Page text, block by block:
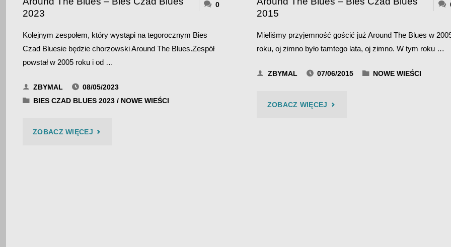
2023
0
Kolejnym zespołem, który wystąpi na tegorocznym Bies
Czad Bluesie będzie chorzowski Around The Blues.Zespół
powstał w 2005 roku i od …
ZBYMAL
08/05/2023
BIES CZAD BLUES 2023 / NOWE WIEŚCI
ZOBACZ WIĘCEJ"AROUND
2015
Mieliśmy przyjemność gościć już Around The Blues w
roku, oj zimno było tamtego lata, oj zimno. W tym roku …
ZBYMAL 07/06/2015 NOWE WIEŚCI
ZOBACZ WIĘCEJ "AROUND